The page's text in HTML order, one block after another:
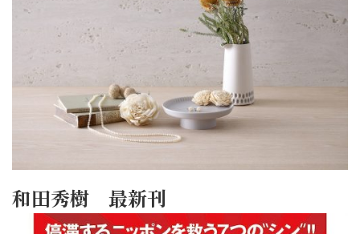
和田秀樹 最新刊